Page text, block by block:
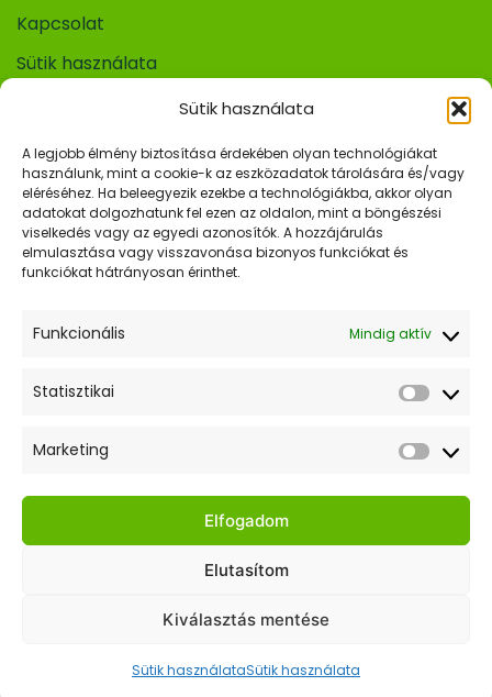
Sütik használata
A legjobb élmény biztosítása érdekében olyan technológiákat
használunk, mint a cookie-k az eszközadatok tárolására és/vagy
eléréséhez. Ha beleegyezik ezekbe a technológiákba, akkor olyan
adatokat dolgozhatunk fel ezen az oldalon, mint a böngészési
viselkedés vagy az egyedi azonosítók. A hozzájárulás
elmulasztása vagy visszavonása bizonyos funkciókat és
funkciókat hátrányosan érinthet.
Funkcionális Mindig aktív
Statisztikai
Marketing
Elfogadom
Elutasítom
Kiválasztás mentése
Sütik használataSütik használata
Kapcsolat
Sütik használata
© 2026 Urr Kert Kft.